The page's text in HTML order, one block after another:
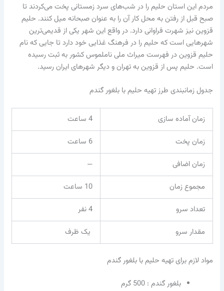
مردم این استان حلیم را در شب‌های سرد زمستانی پخت می‌کردند تا
صبح قبل از رفتن به محل کار آن را به عنوان صبحانه میل کنند. حلیم
قزوین نیز شهرت فراوانی دارد. در واقع این شهر یکی از قدیمی‌ترین
شهرهایی است که حلیم را در فرهنگ غذایی خود دارد تا جایی که نام
حلیم قزوین در فهرست میراث ملی ناملموس کشور به ثبت رسیده
است. حلیم پس از قزوین به تهران و دیگر شهرهای ایران رسید.
جدول زمانبندی طرز تهیه حلیم با بلغور گندم
زمان آماده سازی
4 ساعت
زمان پخت
6 ساعت
زمان اضافی
—
مجموع زمان
10 ساعت
تعداد سرو
4 نفر
مقدار سرو
یک ظرف
مواد لازم برای تهیه حلیم با بلغور گندم
بلغور گندم : 500 گرم